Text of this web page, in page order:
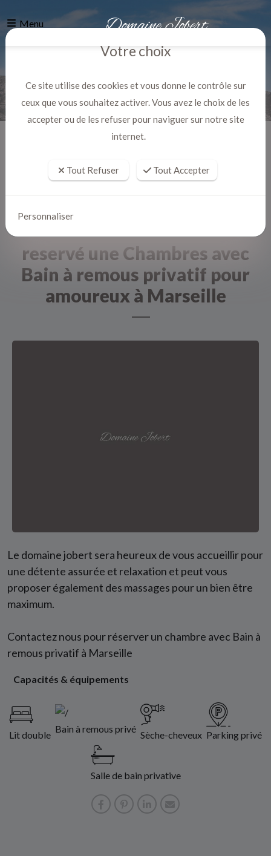
Menu
reservé une Chambres avec
Bain à remous privatif pour
amoureux à Marseille
Le domaine jobert sera heureux de vous accueillir pour
une détente assurée et relaxation et peut vous
proposer également des massages pour un bien être
maximum.
Contactez nous pour réserver un chambre avec Bain à
remous privatif à Marseille
Capacités & équipements
Lit double
Bain à remous privé
Sèche-cheveux Parking privé
Salle de bain privative
Votre choix
Ce site utilise des cookies et vous donne le contrôle sur
ceux que vous souhaitez activer. Vous avez le choix de les
accepter ou de les refuser pour naviguer sur notre site
internet.
Tout Refuser Tout Accepter
Personnaliser